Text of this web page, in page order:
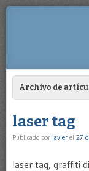
SKIP TO CONTENT
Archivo de
laser tag
Publicado por javier el 27
laser tag, graffiti